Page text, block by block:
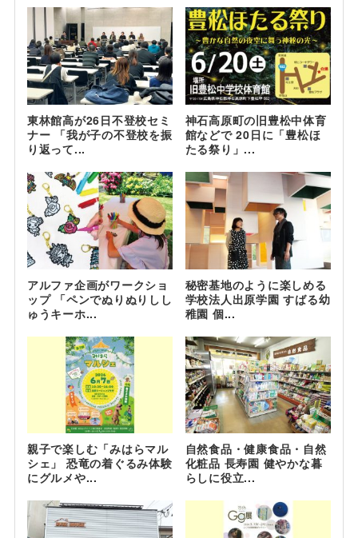
東林館高が26日不登校セミ
ナー 「我が子の不登校を振
り返って...
神石高原町の旧豊松中体育
館などで 20日に「豊松ほ
たる祭り」...
アルファ企画がワークショ
ップ 「ペンでぬりぬりしし
ゅうキーホ...
秘密基地のように楽しめる
学校法人出原学園 すばる幼
稚園 個...
親子で楽しむ「みはらマル
シェ」 恐竜の着ぐるみ体験
にグルメや...
自然食品・健康食品・自然
化粧品 長寿園 健やかな暮
らしに役立...